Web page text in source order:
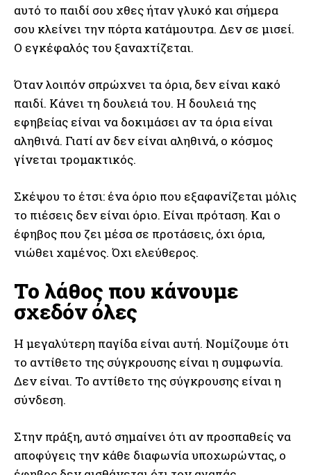
αυτό το παιδί σου χθες ήταν γλυκό και σήμερα
σου κλείνει την πόρτα κατάμουτρα. Δεν σε μισεί.
Ο εγκέφαλός του ξαναχτίζεται.
Όταν λοιπόν σπρώχνει τα όρια, δεν είναι κακό
παιδί. Κάνει τη δουλειά του. Η δουλειά της
εφηβείας είναι να δοκιμάσει αν τα όρια είναι
αληθινά. Γιατί αν δεν είναι αληθινά, ο κόσμος
γίνεται τρομακτικός.
Σκέψου το έτσι: ένα όριο που εξαφανίζεται μόλις
το πιέσεις δεν είναι όριο. Είναι πρόταση. Και ο
έφηβος που ζει μέσα σε προτάσεις, όχι όρια,
νιώθει χαμένος. Όχι ελεύθερος.
Το λάθος που κάνουμε
σχεδόν όλες
Η μεγαλύτερη παγίδα είναι αυτή. Νομίζουμε ότι
το αντίθετο της σύγκρουσης είναι η συμφωνία.
Δεν είναι. Το αντίθετο της σύγκρουσης είναι η
σύνδεση.
Στην πράξη, αυτό σημαίνει ότι αν προσπαθείς να
αποφύγεις την κάθε διαφωνία υποχωρώντας, ο